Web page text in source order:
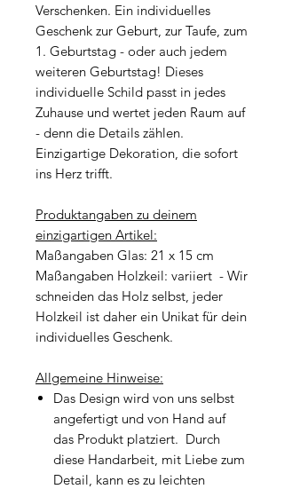
Verschenken. Ein individuelles
Geschenk zur Geburt, zur Taufe, zum
1. Geburtstag - oder auch jedem
weiteren Geburtstag! Dieses
individuelle Schild passt in jedes
Zuhause und wertet jeden Raum auf
- denn die Details zählen.
Einzigartige Dekoration, die sofort
ins Herz trifft.
Produktangaben zu deinem
einzigartigen Artikel:
Maßangaben Glas: 21 x 15 cm
Maßangaben Holzkeil: variiert - Wir
schneiden das Holz selbst, jeder
Holzkeil ist daher ein Unikat für dein
individuelles Geschenk.
Allgemeine Hinweise:
Das Design wird von uns selbst
angefertigt und von Hand auf
das Produkt platziert. Durch
diese Handarbeit, mit Liebe zum
Detail, kann es zu leichten